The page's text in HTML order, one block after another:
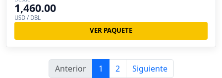
1,460.00
USD / DBL
VER PAQUETE
Anterior 1 2 Siguiente